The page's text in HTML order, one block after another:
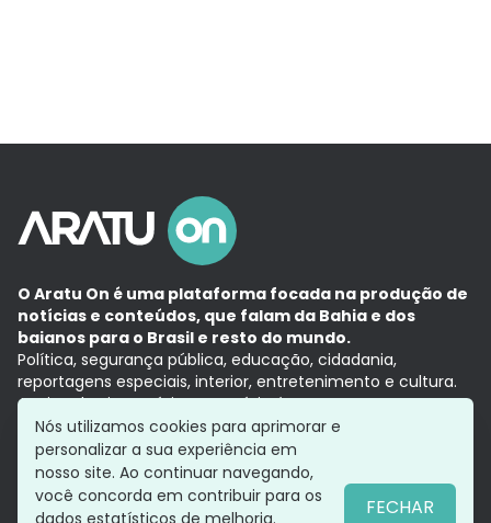
O Aratu On é uma plataforma focada na produção de
notícias e conteúdos, que falam da Bahia e dos
baianos para o Brasil e resto do mundo.
Política, segurança pública, educação, cidadania,
reportagens especiais, interior, entretenimento e cultura.
Aqui, tudo vira notícia e a notícia é no tempo presente,
com a credibilidade do Grupo Aratu.
Grupo Aratu
Política de privacidade
Nós utilizamos cookies para aprimorar e
personalizar a sua experiência em
nosso site. Ao continuar navegando,
você concorda em contribuir para os
dados estatísticos de melhoria.
FECHAR